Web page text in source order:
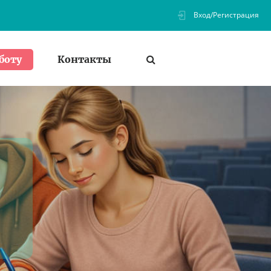
Вход/Регистрация
Контакты